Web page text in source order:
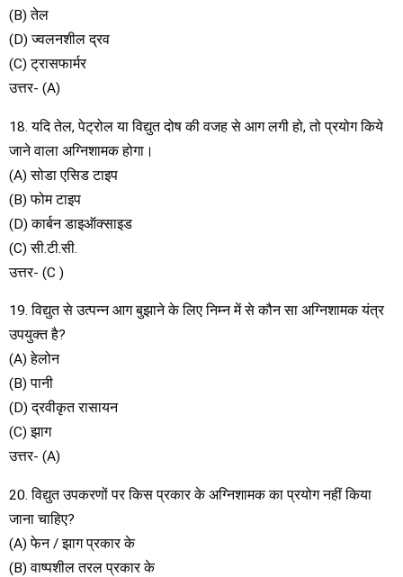
(B) तेल
(D) ज्वलनशील द्रव
(C) ट्रासफार्मर
उत्तर- (A)
18. यदि तेल, पेट्रोल या विद्युत दोष की वजह से आग लगी हो, तो प्रयोग किये
जाने वाला अग्निशामक होगा।
(A) सोडा एसिड टाइप
(B) फोम टाइप
(D) कार्बन डाइऑक्साइड
(C) सी.टी.सी.
उत्तर- (C )
19. विद्युत से उत्पन्न आग बुझाने के लिए निम्न में से कौन सा अग्निशामक यंत्र
उपयुक्त है?
(A) हेलोन
(B) पानी
(D) द्रवीकृत रासायन
(C) झाग
उत्तर- (A)
20. विद्युत उपकरणों पर किस प्रकार के अग्निशामक का प्रयोग नहीं किया
जाना चाहिए?
(A) फेन / झाग प्रकार के
(B) वाष्पशील तरल प्रकार के